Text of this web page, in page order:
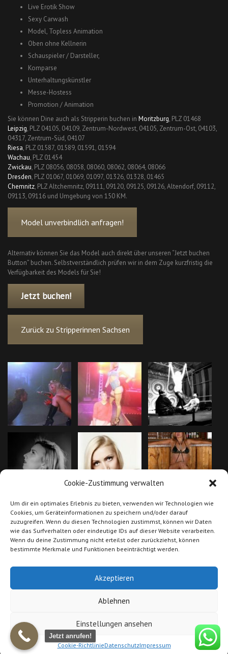
Cookie-Zustimmung verwalten
Um dir ein optimales Erlebnis zu bieten, verwenden wir Technologien wie
Cookies, um Geräteinformationen zu speichern und/oder darauf
zuzugreifen. Wenn du diesen Technologien zustimmst, können wir Daten
wie das Surfverhalten oder eindeutige IDs auf dieser Website verarbeiten.
Wenn du deine Zustimmung nicht erteilst oder zurückziehst, können
bestimmte Merkmale und Funktionen beeinträchtigt werden.
Akzeptieren
Ablehnen
Einstellungen ansehen
Cookie-RichtlinieDatenschutzImpressum
Live Erotik Show
Sexy Carwash
Model, Topless Animation
Oben ohne Kellnerin
Schauspieler / Darsteller,
Komparse
Unterhaltungskünstler
Messe-Hostess
Promotion / Animation
Sie können Dine auch als Stripperin buchen in Moritzburg, PLZ 01468
Leipzig, PLZ 04105, 04109, Zentrum-Nordwest, 04105, Zentrum-Ost, 04103,
04317, Zentrum-Süd, 04107
Riesa, PLZ 01587, 01589, 01591, 01594
Wachau, PLZ 01454
Zwickau, PLZ 08056, 08058, 08060, 08062, 08064, 08066
Dresden, PLZ 01067, 01069, 01097, 01326, 01328, 01465
Chemnitz, PLZ Altchemnitz, 09111, 09120, 09125, 09126, Altendorf, 09112,
09113, 09116 und Umgebung von 150 KM.
Model unverbindlich anfragen!
Alternativ können Sie das Model auch direkt über unseren “Jetzt buchen
Button” buchen. Selbstverständlich prüfen wir in dem Zuge kurzfristig die
Verfügbarkeit des Models für Sie!
Jetzt buchen!
Zurück zu Stripperinnen Sachsen
AGB|Impressum Datenschutz|Cookie Richtlinie (EU)
Suche Models
nach Gebieten|FAQ|PARTNER © 2019 Stripperinnen-buchen.de. All rights
reserved.
Jetzt anrufen!